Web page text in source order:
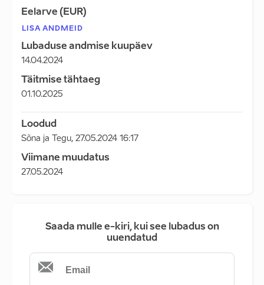
Eelarve (EUR)
LISA ANDMEID
Lubaduse andmise kuupäev
14.04.2024
Täitmise tähtaeg
01.10.2025
Loodud
Sõna ja Tegu, 27.05.2024 16:17
Viimane muudatus
27.05.2024
Saada mulle e-kiri, kui see lubadus on
uuendatud